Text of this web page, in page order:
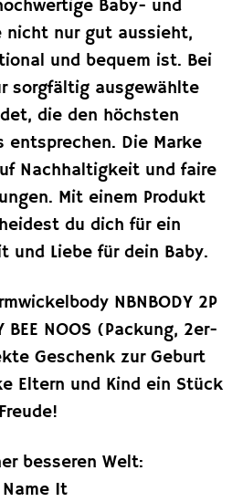
Baby- und
nicht nur gut aussieht,
und bequem ist. Bei
sorgfältig ausgewählte
die den höchsten
Die Marke
Nachhaltigkeit und faire
Mit einem Produkt
du dich für ein
und Liebe für dein Baby.
NBNBODY 2P
BEE NOOS (Packung, 2er-
Geschenk zur Geburt
Eltern und Kind ein Stück
besseren Welt:
It